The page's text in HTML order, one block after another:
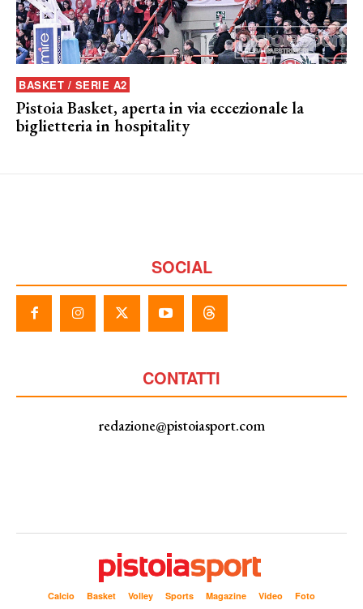
BASKET / SERIE A2
Pistoia Basket, aperta in via eccezionale la
biglietteria in hospitality
SOCIAL
CONTATTI
redazione@pistoiasport.com
Calcio Basket Volley Sports Magazine Video Foto